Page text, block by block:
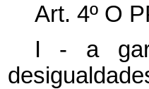
Art. 4º O
I - a